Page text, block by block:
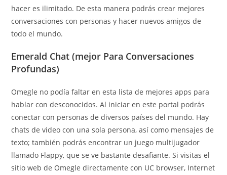
hacer es ilimitado. De esta manera podrás crear mejores
conversaciones con personas y hacer nuevos amigos de
todo el mundo.
Emerald Chat (mejor Para Conversaciones
Profundas)
Omegle no podía faltar en esta lista de mejores apps para
hablar con desconocidos. Al iniciar en este portal podrás
conectar con personas de diversos países del mundo. Hay
chats de video con una sola persona, así como mensajes de
texto; también podrás encontrar un juego multijugador
llamado Flappy, que se ve bastante desafiante. Si visitas el
sitio web de Omegle directamente con UC browser, Internet